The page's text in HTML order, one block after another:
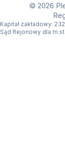
© 2026
Kapitał zakładowy:
Sąd Rejonowy dla